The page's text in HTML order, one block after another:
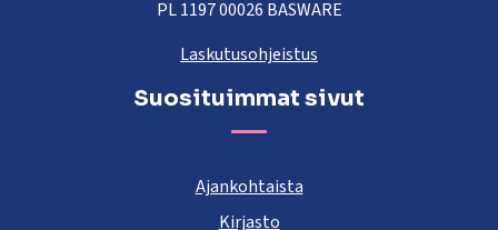
PL 1197 00026 BASWARE
Laskutusohjeistus
Suosituimmat sivut
Ajankohtaista
Kirjasto